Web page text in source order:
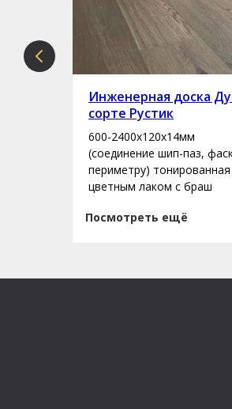
Инженерная доска
сорте Рустик
600-2400х120х14мм
(соединение шип-паз,
периметру)
цветным лаком с браш
Посмотреть ещё